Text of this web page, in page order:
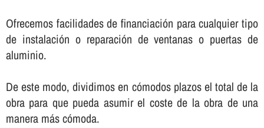
Ofrecemos facilidades de financiación para cualquier tipo
de instalación o reparación de ventanas o puertas de
aluminio.
De este modo, dividimos en cómodos plazos el total de la
obra para que pueda asumir el coste de la obra de una
manera más cómoda.